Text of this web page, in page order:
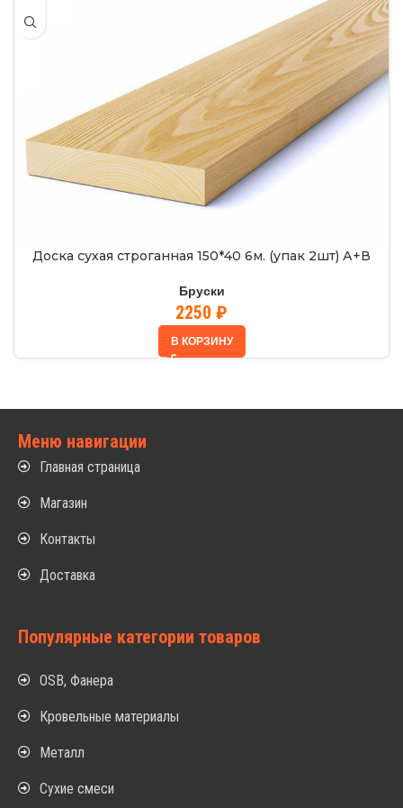
Доска сухая строганная 150*40 6м. (упак 2шт) А+В
Бруски
2250 ₽
В КОРЗИНУ
Меню навигации
Главная страница
Магазин
Контакты
Доставка
Популярные категории товаров
OSB, Фанера
Кровельные материалы
Металл
Сухие смеси